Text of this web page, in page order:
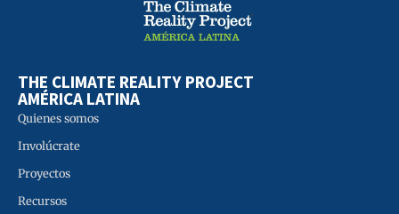
THE CLIMATE REALITY PROJECT
AMÉRICA LATINA
Quienes somos
Involúcrate
Proyectos
Recursos